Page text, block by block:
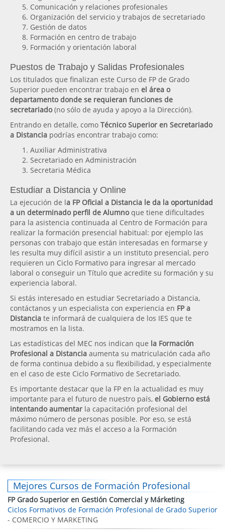
Comunicación y relaciones profesionales
Organización del servicio y trabajos de secretariado
Gestión de datos
Formación en centro de trabajo
Formación y orientación laboral
Puestos de Trabajo y Salidas Profesionales
Los titulados que finalizan este Curso de FP de Grado
Superior pueden encontrar trabajo en el área o
departamento donde se requieran funciones de
secretariado(no sólo de ayuda y apoyo a la Dirección).
Entrando en detalle, como Técnico Superior en Secretariado
a Distancia podrías encontrar trabajo como:
Auxiliar Administrativa
Secretariado en Administración
Secretaria Médica
Estudiar a Distancia y Online
La ejecución de la FP Oficial a Distancia le da la oportunidad
a un determinado perfil de Alumnoque tiene dificultades
para la asistencia continuada al Centro de Formación para
realizar la formación presencial habitual: por ejemplo las
personas con trabajo que están interesadas en formarse y
les resulta muy difícil asistir a un instituto presencial, pero
requieren un Ciclo Formativo para ingresar al mercado
laboral o conseguir un Título que acredite su formación y su
experiencia laboral.
Si estás interesado en estudiar Secretariado a Distancia,
contáctanos y un especialista con experiencia en FP a
Distancia te informará de cualquiera de los IES que te
mostramos en la lista.
Las estadísticas del MEC nos indican que la Formación
Profesional a Distancia aumenta su matriculación cada año
de forma continua debido a su flexibilidad, y especialmente
en el caso de este Ciclo Formativo de Secretariado.
Es importante destacar que la FP en la actualidad es muy
importante para el futuro de nuestro país, el Gobierno está
intentando aumentar la capacitación profesional del
máximo número de personas posible. Por eso, se está
facilitando cada vez más el acceso a la Formación
Profesional.
Mejores Cursos de Formación Profesional
FP Grado Superior en Gestión Comercial y Márketing
Ciclos Formativos de Formación Profesional de Grado Superior
- COMERCIO Y MARKETING